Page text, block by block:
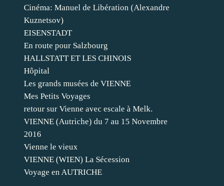
Cinéma: Manuel de Libération (Alexandre
Kuznetsov)
EISENSTADT
En route pour Salzbourg
HALLSTATT ET LES CHINOIS
Hôpital
Les grands musées de VIENNE
Mes Petits Voyages
retour sur Vienne avec escale à Melk.
VIENNE (Autriche) du 7 au 15 Novembre
2016
Vienne le vieux
VIENNE (WIEN) La Sécession
Voyage en AUTRICHE